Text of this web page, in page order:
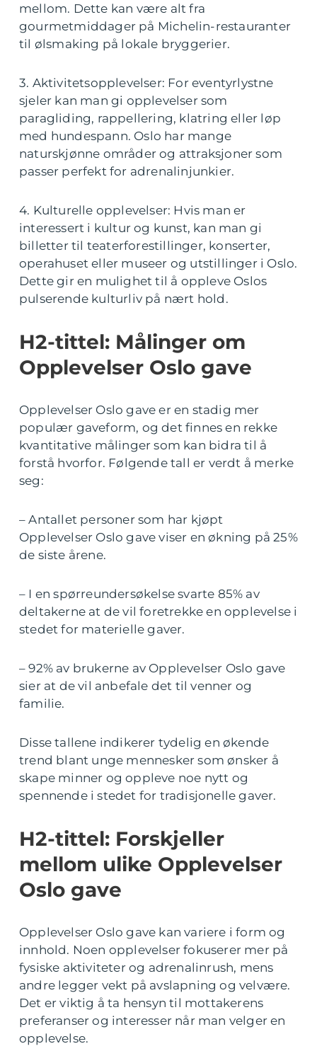
mellom. Dette kan være alt fra
gourmetmiddager på Michelin-restauranter
til ølsmaking på lokale bryggerier.
3. Aktivitetsopplevelser: For eventyrlystne
sjeler kan man gi opplevelser som
paragliding, rappellering, klatring eller løp
med hundespann. Oslo har mange
naturskjønne områder og attraksjoner som
passer perfekt for adrenalinjunkier.
4. Kulturelle opplevelser: Hvis man er
interessert i kultur og kunst, kan man gi
billetter til teaterforestillinger, konserter,
operahuset eller museer og utstillinger i Oslo.
Dette gir en mulighet til å oppleve Oslos
pulserende kulturliv på nært hold.
H2-tittel: Målinger om
Opplevelser Oslo gave
Opplevelser Oslo gave er en stadig mer
populær gaveform, og det finnes en rekke
kvantitative målinger som kan bidra til å
forstå hvorfor. Følgende tall er verdt å merke
seg:
– Antallet personer som har kjøpt
Opplevelser Oslo gave viser en økning på 25%
de siste årene.
– I en spørreundersøkelse svarte 85% av
deltakerne at de vil foretrekke en opplevelse i
stedet for materielle gaver.
– 92% av brukerne av Opplevelser Oslo gave
sier at de vil anbefale det til venner og
familie.
Disse tallene indikerer tydelig en økende
trend blant unge mennesker som ønsker å
skape minner og oppleve noe nytt og
spennende i stedet for tradisjonelle gaver.
H2-tittel: Forskjeller
mellom ulike Opplevelser
Oslo gave
Opplevelser Oslo gave kan variere i form og
innhold. Noen opplevelser fokuserer mer på
fysiske aktiviteter og adrenalinrush, mens
andre legger vekt på avslapning og velvære.
Det er viktig å ta hensyn til mottakerens
preferanser og interesser når man velger en
opplevelse.